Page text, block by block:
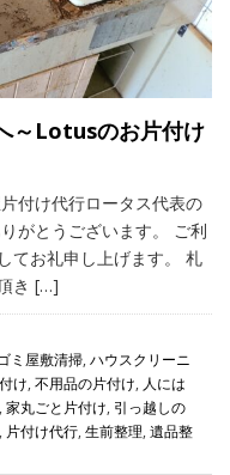
～Lotusのお片付け
付け代行ロータス代表の
がとうございます。 ご利
てお礼申し上げます。 札
き […]
ミ屋敷清掃, ハウスクリーニ
け, 不用品の片付け, 人には
, 家丸ごと片付け, 引っ越しの
, 片付け代行, 生前整理, 遺品整